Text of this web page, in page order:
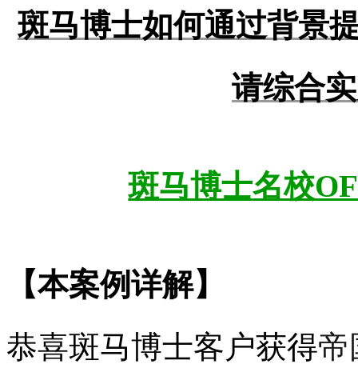
斑马博士如何通过背景
请综合
斑马博士名校OF
【本案例详解】
恭喜斑马博士客户获得帝